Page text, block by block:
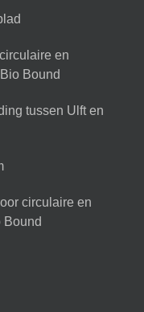
en
Bound
tussen Ulft en
circulaire en
Bound